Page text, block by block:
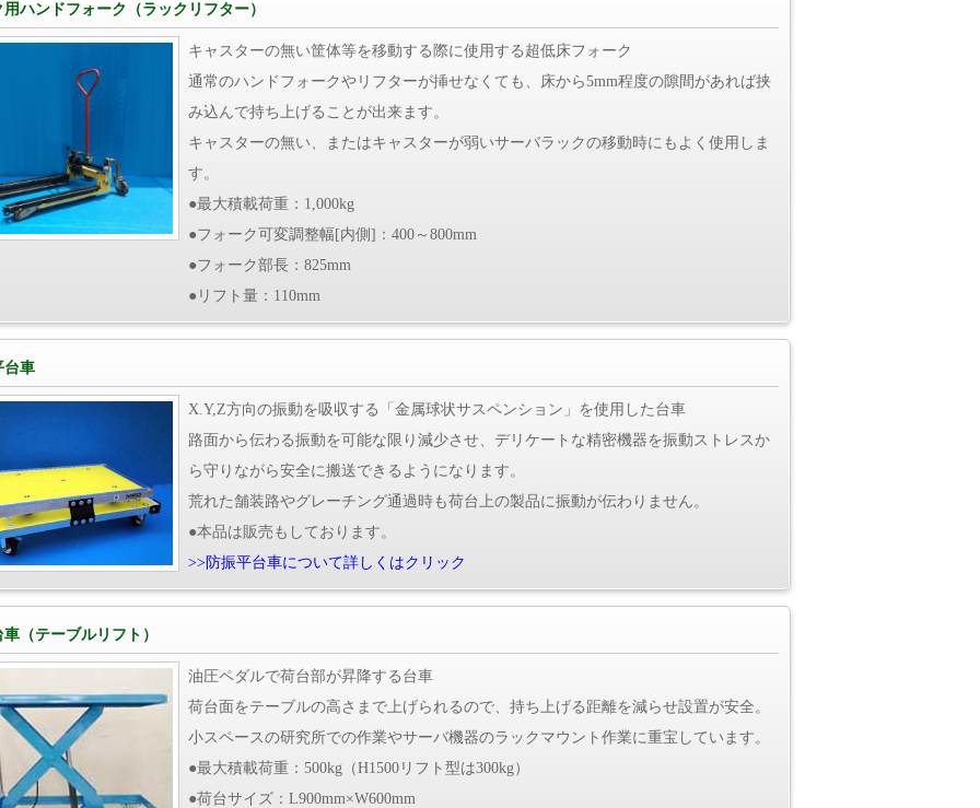
ハンドフォーク（ラックリフター）
キャスターの無い筐体等を移動する際に使用する超低床フォーク
通常のハンドフォークやリフターが挿せなくても、床から5mm程度の隙間があれば挟
み込んで持ち上げることが出来ます。
キャスターの無い、またはキャスターが弱いサーバラックの移動時にもよく使用しま
す。
●最大積載荷重：1,000kg
●フォーク可変調整幅[内側]：400～800mm
●フォーク部長：825mm
●リフト量：110mm
台車
X.Y,Z方向の振動を吸収する「金属球状サスペンション」を使用した台車
路面から伝わる振動を可能な限り減少させ、デリケートな精密機器を振動ストレスか
ら守りながら安全に搬送できるようになります。
荒れた舗装路やグレーチング通過時も荷台上の製品に振動が伝わりません。
●本品は販売もしております。
>>防振平台車について詳しくはクリック
（テーブルリフト）
油圧ペダルで荷台部が昇降する台車
荷台面をテーブルの高さまで上げられるので、持ち上げる距離を減らせ設置が安全。
小スペースの研究所での作業やサーバ機器のラックマウント作業に重宝しています。
●最大積載荷重：500kg（H1500リフト型は300kg）
●荷台サイズ：L900mm×W600mm